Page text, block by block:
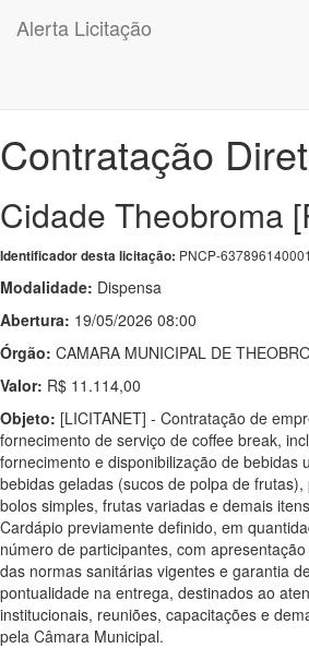
Alerta Licitação
Contratação
Cidade Theobroma
Identificador desta licitação: PNCP-
Modalidade: Dispensa
Abertura: 19/05/2026 08:00
Órgão: CAMARA MUNICIPAL DE
Valor: R$ 11.114,00
Objeto: [LICITANET] - Contratação de
fornecimento de serviço de coffee break,
fornecimento e disponibilização de bebidas
bebidas geladas (sucos de polpa de
bolos simples, frutas variadas e demais
Cardápio previamente definido, em
número de participantes, com
das normas sanitárias vigentes e garantia
pontualidade na entrega, destinados ao
institucionais, reuniões, capacitações e
pela Câmara Municipal.